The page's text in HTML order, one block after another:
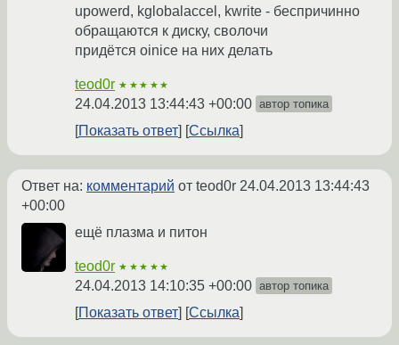
upowerd, kglobalaccel, kwrite - беспричинно
обращаются к диску, сволочи
придётся oinice на них делать
teod0r ★★★★★
24.04.2013 13:44:43 +00:00 автор топика
Показать ответ Ссылка
Ответ на: комментарий от teod0r 24.04.2013 13:44:43
+00:00
ещё плазма и питон
teod0r ★★★★★
24.04.2013 14:10:35 +00:00 автор топика
Показать ответ Ссылка